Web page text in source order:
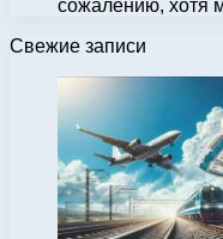
сожалению, хотя
Свежие записи